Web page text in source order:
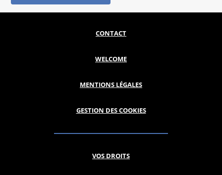
CONTACT
WELCOME
MENTIONS LÉGALES
GESTION DES COOKIES
VOS DROITS